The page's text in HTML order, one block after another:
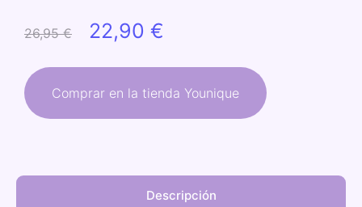
26,95€
El
original
22,90 €
actual
Comprar en la tienda Younique
Descripción